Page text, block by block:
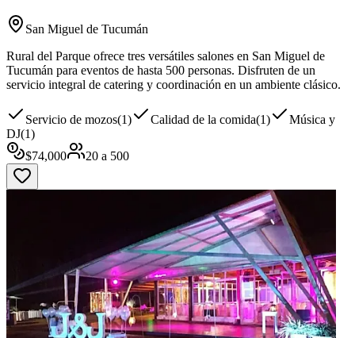
San Miguel de Tucumán
Rural del Parque ofrece tres versátiles salones en San Miguel de
Tucumán para eventos de hasta 500 personas. Disfruten de un
servicio integral de catering y coordinación en un ambiente clásico.
Servicio de mozos(1) Calidad de la comida(1)
Música y
DJ(1)
$74,000 20 a 500